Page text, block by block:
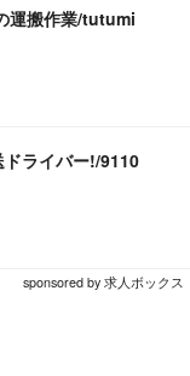
運搬作業/tutumi
ライバー!/9110
sponsored by 求人ボックス